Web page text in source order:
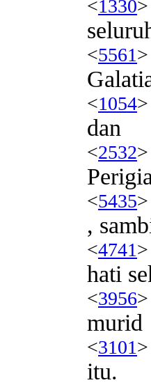
<1330>
<5561>
<1054>
dan
<2532>
Perigia
<5435>
,
<4741>
hati
<3956>
murid
<3101>
itu.